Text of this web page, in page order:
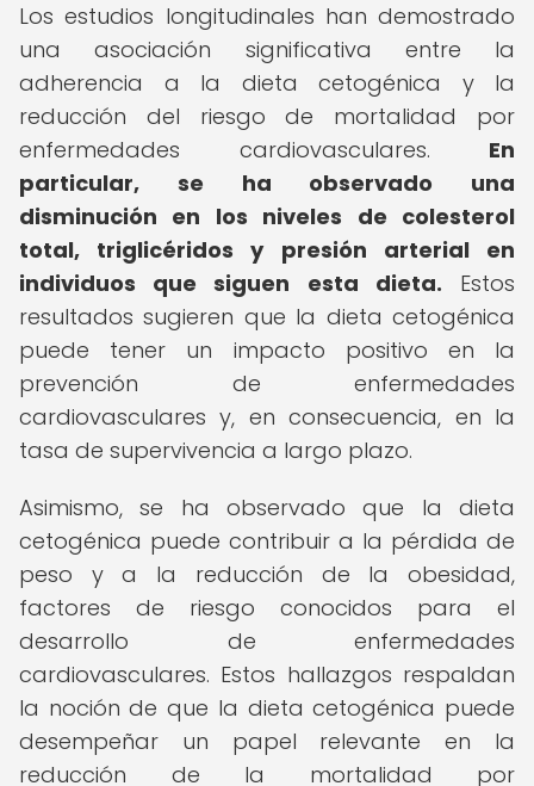
Los estudios longitudinales han demostrado
una asociación significativa entre la
adherencia a la dieta cetogénica y la
reducción del riesgo de mortalidad por
enfermedades cardiovasculares. En
particular, se ha observado una
disminución en los niveles de colesterol
total, triglicéridos y presión arterial en
individuos que siguen esta dieta. Estos
resultados sugieren que la dieta cetogénica
puede tener un impacto positivo en la
prevención de enfermedades
cardiovasculares y, en consecuencia, en la
tasa de supervivencia a largo plazo.
Asimismo, se ha observado que la dieta
cetogénica puede contribuir a la pérdida de
peso y a la reducción de la obesidad,
factores de riesgo conocidos para el
desarrollo de enfermedades
cardiovasculares. Estos hallazgos respaldan
la noción de que la dieta cetogénica puede
desempeñar un papel relevante en la
reducción de la mortalidad por